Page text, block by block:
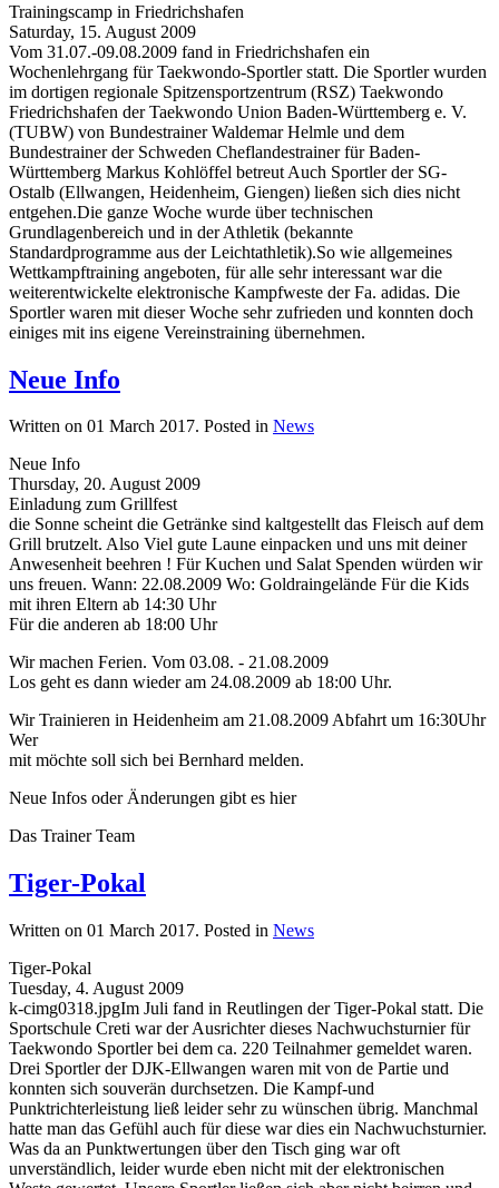
Trainingscamp in Friedrichshafen
Saturday, 15. August 2009
Vom 31.07.-09.08.2009 fand in Friedrichshafen ein
Wochenlehrgang für Taekwondo-Sportler statt. Die Sportler wurden
im dortigen regionale Spitzensportzentrum (RSZ) Taekwondo
Friedrichshafen der Taekwondo Union Baden-Württemberg e. V.
(TUBW) von Bundestrainer Waldemar Helmle und dem
Bundestrainer der Schweden Cheflandestrainer für Baden-
Württemberg Markus Kohlöffel betreut Auch Sportler der SG-
Ostalb (Ellwangen, Heidenheim, Giengen) ließen sich dies nicht
entgehen.Die ganze Woche wurde über technischen
Grundlagenbereich und in der Athletik (bekannte
Standardprogramme aus der Leichtathletik).So wie allgemeines
Wettkampftraining angeboten, für alle sehr interessant war die
weiterentwickelte elektronische Kampfweste der Fa. adidas. Die
Sportler waren mit dieser Woche sehr zufrieden und konnten doch
einiges mit ins eigene Vereinstraining übernehmen.
Neue Info
Written on 01 March 2017. Posted in News
Neue Info
Thursday, 20. August 2009
Einladung zum Grillfest
die Sonne scheint die Getränke sind kaltgestellt das Fleisch auf dem
Grill brutzelt. Also Viel gute Laune einpacken und uns mit deiner
Anwesenheit beehren ! Für Kuchen und Salat Spenden würden wir
uns freuen. Wann: 22.08.2009 Wo: Goldraingelände Für die Kids
mit ihren Eltern ab 14:30 Uhr
Für die anderen ab 18:00 Uhr
Wir machen Ferien. Vom 03.08. - 21.08.2009
Los geht es dann wieder am 24.08.2009 ab 18:00 Uhr.
Wir Trainieren in Heidenheim am 21.08.2009 Abfahrt um 16:30Uhr
Wer
mit möchte soll sich bei Bernhard melden.
Neue Infos oder Änderungen gibt es hier
Das Trainer Team
Tiger-Pokal
Written on 01 March 2017. Posted in News
Tiger-Pokal
Tuesday, 4. August 2009
k-cimg0318.jpgIm Juli fand in Reutlingen der Tiger-Pokal statt. Die
Sportschule Creti war der Ausrichter dieses Nachwuchsturnier für
Taekwondo Sportler bei dem ca. 220 Teilnahmer gemeldet waren.
Drei Sportler der DJK-Ellwangen waren mit von de Partie und
konnten sich souverän durchsetzen. Die Kampf-und
Punktrichterleistung ließ leider sehr zu wünschen übrig. Manchmal
hatte man das Gefühl auch für diese war dies ein Nachwuchsturnier.
Was da an Punktwertungen über den Tisch ging war oft
unverständlich, leider wurde eben nicht mit der elektronischen